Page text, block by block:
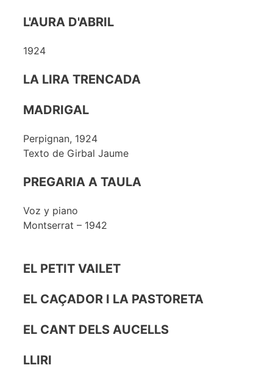
L'AURA D'ABRIL
1924
LA LIRA TRENCADA
MADRIGAL
Perpignan, 1924
Texto de Girbal Jaume
PREGARIA A TAULA
Voz y piano
Montserrat – 1942
EL PETIT VAILET
EL CAÇADOR I LA PASTORETA
EL CANT DELS AUCELLS
LLIRI